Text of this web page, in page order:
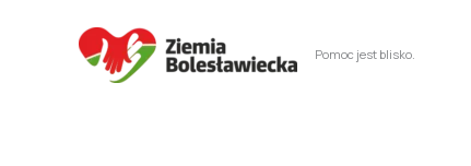
Pomoc jest blisko.